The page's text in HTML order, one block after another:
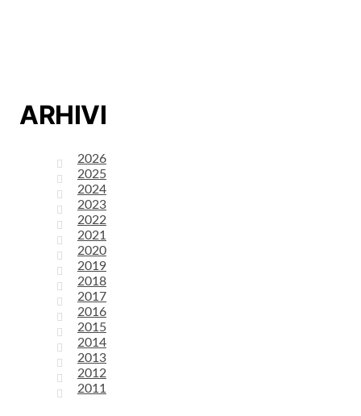
ARHIVI
2026
2025
2024
2023
2022
2021
2020
2019
2018
2017
2016
2015
2014
2013
2012
2011